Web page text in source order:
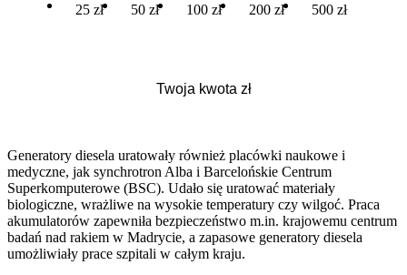
25 zł 50 zł 100 zł 200 zł 500 zł
Generatory diesela uratowały również placówki naukowe i
medyczne, jak synchrotron Alba i Barcelońskie Centrum
Superkomputerowe (BSC). Udało się uratować materiały
biologiczne, wrażliwe na wysokie temperatury czy wilgoć. Praca
akumulatorów zapewniła bezpieczeństwo m.in. krajowemu centrum
badań nad rakiem w Madrycie, a zapasowe generatory diesela
umożliwiały prace szpitali w całym kraju.